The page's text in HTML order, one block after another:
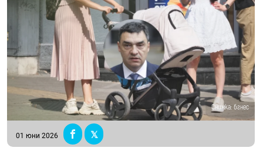
Снимка: бгнес
01 юни 2026